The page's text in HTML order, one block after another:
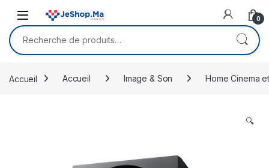
0
Recherche pour :
Accueil Accueil Image & Son Home Cinema
🔍